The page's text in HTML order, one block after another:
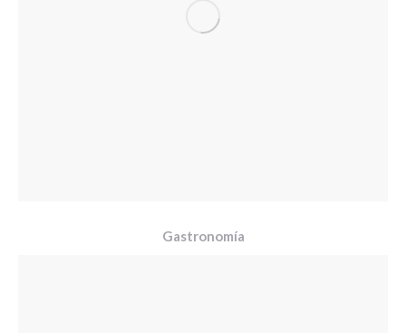
Gastronomía